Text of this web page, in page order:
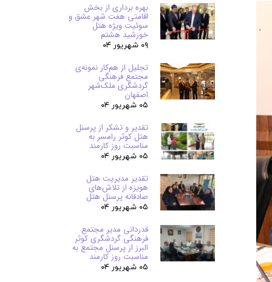
بهره برداری از بخش
اقامتی هفت شهر عشق و
سوئیت ویژه هتل
خورشید هشتم
۰۹ شهریور ۰۴
تجلیل از هم‌کار نمونه‌ی
مجتمع فرهنگی
گردشگری ملک‌شهر
اصفهان
۰۵ شهریور ۰۴
تقدیر و تشکر از پرسنل
هتل کوثر رامسر به
مناسبت روز کارمند
۰۵ شهریور ۰۴
تقدیر مدیریت هتل
هویزه از تلاش‌های
صادقانه پرسنل هتل
۰۵ شهریور ۰۴
قدردانی مدیر مجتمع
فرهنگی گردشگری کوثر
البرز از پرسنل مجتمع به
مناسبت روز کارمند
۰۵ شهریور ۰۴